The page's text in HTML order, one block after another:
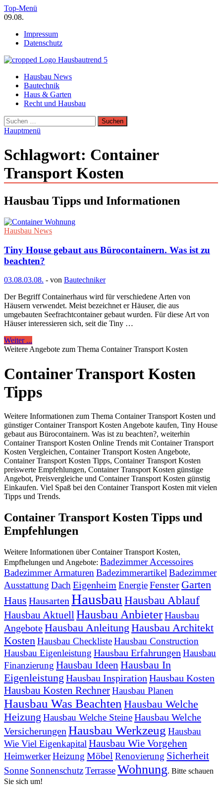
Zum
Inhalt
Top-Menü
09.08.
Impressum
Datenschutz
Hausbautrend Hausbau Trends
Hausbau, Modernisierung, Energietechnik, Haustechnik
Hausbau News
Bautechnik
Haus & Garten
Recht und Hausbau
Suchen
nach:
Hauptmenü
Schlagwort: Container
Transport Kosten
Hausbau Tipps und Informationen
Hausbau News
Tiny House gebaut aus Bürocontainern. Was ist zu
beachten?
03.08.03.08. - von Bautechniker
Der Begriff Containerhaus wird für verschiedene Arten von
Häusern verwendet. Meist bezeichnet er Häuser, die aus
umgebauten Seefrachtcontainer gebaut wurden. Für diese Art von
Häuser interessieren sich, seit die Tiny …
Weiter ...
Weitere Angebote zum Thema Container Transport Kosten
Container Transport Kosten
Tipps
Weitere Informationen zum Thema Container Transport Kosten und
günstiger Container Transport Kosten Angebote kaufen, Tiny House
gebaut aus Bürocontainern. Was ist zu beachten?, weiterhin
Container Transport Kosten Online Trends mit Container Transport
Kosten Vergleichen, Container Transport Kosten Angebote,
Container Transport Kosten Tipps, Container Transport Kosten
preiswerte Empfehlungen, Container Transport Kosten günstige
Angebot, Preisvergleiche und Container Transport Kosten günstig
Einkaufen. Viel Spaß bei den Container Transport Kosten mit vielen
Tipps und Trends.
Container Transport Kosten Tipps und
Empfehlungen
Weitere Informationen über Container Transport Kosten,
Empfhelungen und Angebote: Badezimmer Accessoires
Badezimmer Armaturen Badezimmerartikel Badezimmer
Ausstattung Dach Eigenheim EnergieFenster Garten
Haus Hausarten Hausbau Hausbau Ablauf
Hausbau AktuellHausbau AnbieterHausbau
AngeboteHausbau Anleitung Hausbau Architekt
Kosten Hausbau ChecklisteHausbau Construction
Hausbau Eigenleistung Hausbau Erfahrungen Hausbau
Finanzierung Hausbau Ideen Hausbau In
Eigenleistung Hausbau Inspiration Hausbau Kosten
Hausbau Kosten RechnerHausbau Planen
Hausbau Was Beachten Hausbau Welche
Heizung Hausbau Welche SteineHausbau Welche
Versicherungen Hausbau Werkzeug Hausbau
Wie Viel Eigenkapital Hausbau Wie Vorgehen
HeimwerkerHeizung Möbel Renovierung Sicherheit
Sonne SonnenschutzTerrasseWohnung. Bitte schauen
Sie sich um!